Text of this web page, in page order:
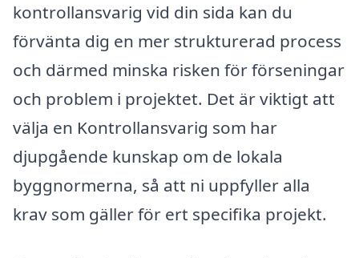
kontrollansvarig vid din sida kan du
förvänta dig en mer strukturerad process
och därmed minska risken för förseningar
och problem i projektet. Det är viktigt att
välja en Kontrollansvarig som har
djupgående kunskap om de lokala
byggnormerna, så att ni uppfyller alla
krav som gäller för ert specifika projekt.